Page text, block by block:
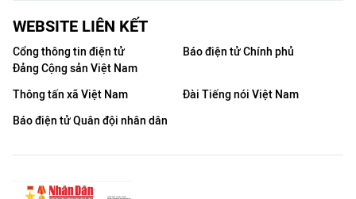
WEBSITE LIÊN KẾT
Cổng thông tin điện tử
Đảng Cộng sản Việt Nam
Báo điện tử Chính phủ
Thông tấn xã Việt Nam
Đài Tiếng nói Việt Nam
Báo điện tử Quân đội nhân dân